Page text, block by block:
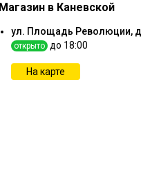
Магазин в Каневской
ул. Площадь Революции,
открыто до 18:00
На карте